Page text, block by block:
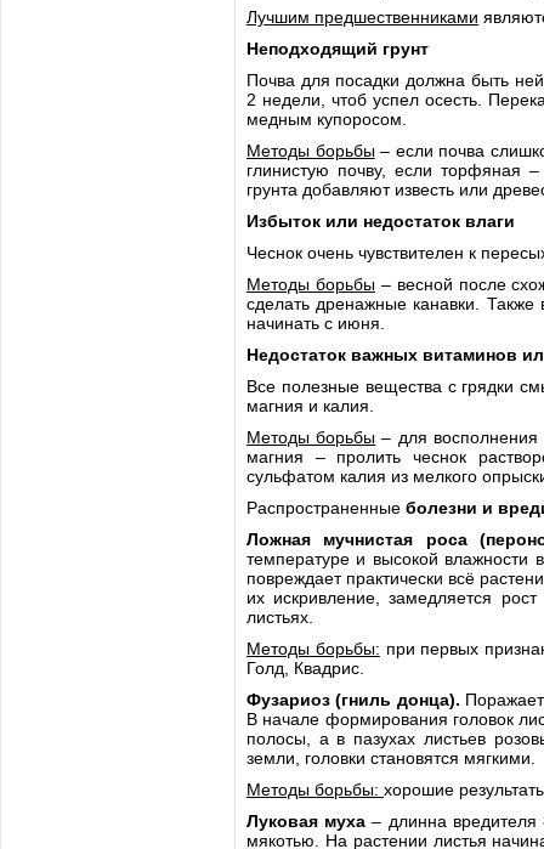
Лучшим предшественниками
Неподходящий грунт
Почва для посадки должна быть
2 недели, чтоб успел осесть.
медным купоросом.
Методы борьбы– если почва
глинистую почву, если торфяная
грунта добавляют известь или
Избыток или недостаток влаги
Чеснок очень чувствителен к
Методы борьбы– весной после
сделать дренажные канавки.
начинать с июня.
Недостаток важных витаминов
Все полезные вещества с грядки
магния и калия.
Методы борьбы – для восполнения
магния – пролить чеснок
сульфатом калия из мелкого
Распространенные болезни и
Ложная мучнистая роса
температуре и высокой влажности
повреждает практически всё
их искривление, замедляется
листьях.
Методы борьбы: при первых
Голд, Квадрис.
Фузариоз (гниль донца).
В начале формирования головок
полосы, а в пазухах листьев
земли, головки становятся мягкими.
Методы борьбы: хорошие
Луковая муха – длинна вредителя
мякотью. На растении листья